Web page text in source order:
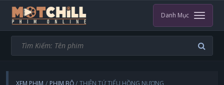
Danh Mục
XEM PHIM PHIM BỘ THIÊN TỨ TIỂU HỒNG NƯƠNG